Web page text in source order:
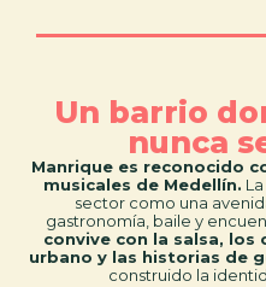
Un barrio
nunca
Manrique es reconocido
musicales de Medellín.
sector como una
gastronomía, baile y
convive con la salsa,
urbano y las historias de
construido la